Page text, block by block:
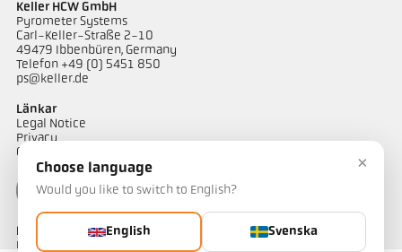
Keller HCW GmbH
Pyrometer Systems
Carl-Keller-Straße 2-10
49479 Ibbenbüren, Germany
Telefon +49 (0) 5451 850
ps@keller.de
Länkar
Legal Notice
Privacy
GTC
Kontakt
Har du frågor om våra temperaturmätningslösningar? Vårt team
×
Choose language
Would you like to switch to English?
English Svenska